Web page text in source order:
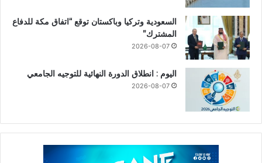
السعودية وتركيا وباكستان توقع “اتفاق مكة للدفاع
المشترك”
2026-08-07
اليوم : انطلاق الدورة النهائية للتوجيه الجامعي
2026-08-07